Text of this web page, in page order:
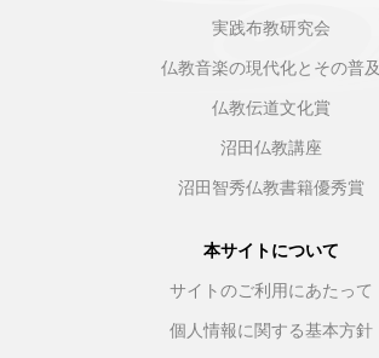
実践布教研究会
仏教音楽の現代化とその普及
仏教伝道文化賞
沼田仏教講座
沼田智秀仏教書籍優秀賞
本サイトについて
サイトのご利用にあたって
個人情報に関する基本方針